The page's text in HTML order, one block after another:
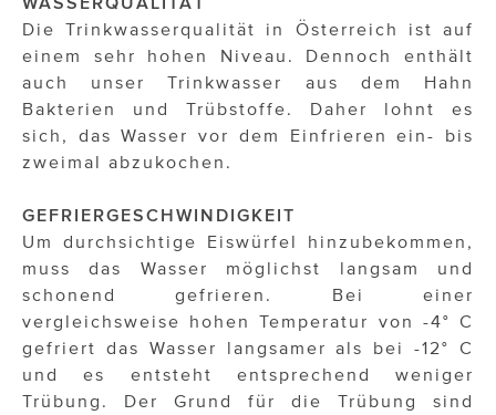
Die Trinkwasserqualität in Österreich ist auf
einem sehr hohen Niveau. Dennoch enthält
auch unser Trinkwasser aus dem Hahn
Bakterien und Trübstoffe. Daher lohnt es
sich, das Wasser vor dem Einfrieren ein- bis
zweimal abzukochen.
GEFRIERGESCHWINDIGKEIT
Um durchsichtige Eiswürfel hinzubekommen,
muss das Wasser möglichst langsam und
schonend gefrieren. Bei einer
vergleichsweise hohen Temperatur von -4° C
gefriert das Wasser langsamer als bei -12° C
und es entsteht entsprechend weniger
Trübung. Der Grund für die Trübung sind